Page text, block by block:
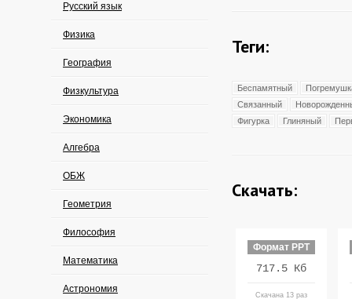
Русский язык
Физика
География
Физкультура
Экономика
Алгебра
ОБЖ
Геометрия
Философия
Математика
Астрономия
Теги:
Беспамятный
Связанный
Фигурка
Глиняный
Скачать:
Формат PPT
717.5 Кб
Скачана 13 раз